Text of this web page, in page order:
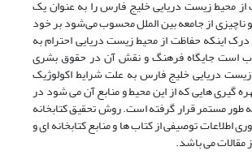
از محیط زیست دریایی خلیج فارس را به عنوان یک
ناچیزی از جامعه بین الملل محسوب می‌شود بر خود
اینکه حفاظت از محیط زیست دریایی احترام به
است جایگاه فرهنگ و نقش آن در حقوق بشری
دریایی خلیج فارس به علت شرایط اکولوژیک
گیری هایی که از این محیط و منابع آن می شود در
طور مستمر قرار گرفته است. روش تحقیق کتابخانه
اطلاعات توصیفی از کتاب ها و منابع کتابخانه ای و
مقالات می باشد.